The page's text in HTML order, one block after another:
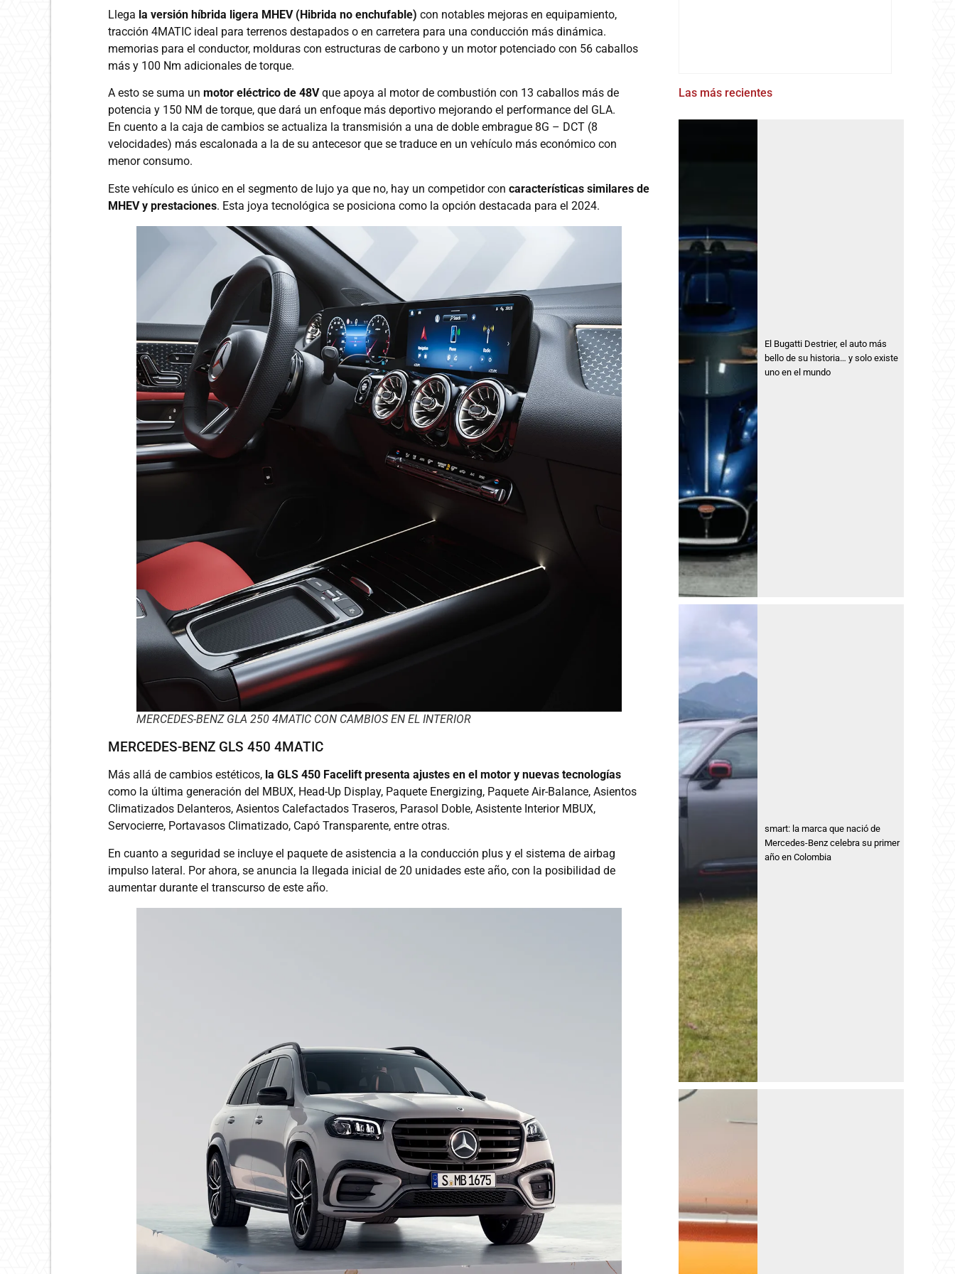
Llega la versión híbrida ligera MHEV (Hibrida no enchufable) con notables mejoras en equipamiento,
tracción 4MATIC ideal para terrenos destapados o en carretera para una conducción más dinámica.
memorias para el conductor, molduras con estructuras de carbono y un motor potenciado con 56 caballos
más y 100 Nm adicionales de torque.
A esto se suma un motor eléctrico de 48Vque apoya al motor de combustión con 13 caballos más de
potencia y 150 NM de torque, que dará un enfoque más deportivo mejorando el performance del GLA.
En cuento a la caja de cambios se actualiza la transmisión a una de doble embrague 8G – DCT (8
velocidades) más escalonada a la de su antecesor que se traduce en un vehículo más económico con
menor consumo.
Este vehículo es único en el segmento de lujo ya que no, hay un competidor con características similares de
MHEV y prestaciones. Esta joya tecnológica se posiciona como la opción destacada para el 2024.
MERCEDES-BENZ GLA 250 4MATIC CON CAMBIOS EN EL INTERIOR
MERCEDES-BENZ GLS 450 4MATIC
Más allá de cambios estéticos, la GLS 450 Facelift presenta ajustes en el motor y nuevas tecnologías
como la última generación del MBUX, Head-Up Display, Paquete Energizing, Paquete Air-Balance, Asientos
Climatizados Delanteros, Asientos Calefactados Traseros, Parasol Doble, Asistente Interior MBUX,
Servocierre, Portavasos Climatizado, Capó Transparente, entre otras.
En cuanto a seguridad se incluye el paquete de asistencia a la conducción plus y el sistema de airbag
impulso lateral. Por ahora, se anuncia la llegada inicial de 20 unidades este año, con la posibilidad de
aumentar durante el transcurso de este año.
Las más recientes
El Bugatti Destrier, el auto más
bello de su historia… y solo existe
uno en el mundo
smart: la marca que nació de
Mercedes-Benz celebra su primer
año en Colombia